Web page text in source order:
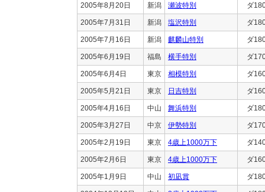
2005年8月20日 新潟 瀬波特別 ダ
2005年7月31日 新潟 塩沢特別 ダ
2005年7月16日 新潟 麒麟山特別 ダ
2005年6月19日 福島 横手特別 ダ
2005年6月4日 東京 相模特別 ダ
2005年5月21日 東京 日吉特別 ダ
2005年4月16日 中山 舞浜特別 ダ
2005年3月27日 中京 伊勢特別 ダ
2005年2月19日 東京 4歳上1000万下 ダ
2005年2月6日 東京 4歳上1000万下 ダ
2005年1月9日 中山 初凪賞 ダ